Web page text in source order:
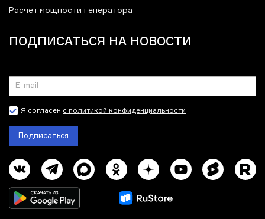
Расчет мощности генератора
ПОДПИСАТЬСЯ НА НОВОСТИ
Я согласен с политикой конфиденциальности
Подписаться